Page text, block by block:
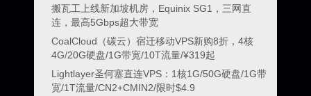
搬瓦工上线新加坡机房，Equinix SG1，三网直
连，最高5Gbps超大带宽
CoalCloud（碳云）宿迁移动VPS新购8折，4核
4G/20G硬盘/1G带宽/10T流量/¥319起
Lightlayer圣何塞直连VPS：1核1G/50G硬盘/1G带
宽/1T流量/CN2+CMIN2/限时$4.9